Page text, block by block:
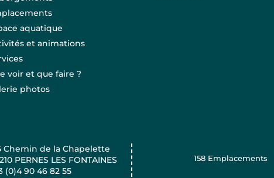
aquatique
et animations
voir et que faire ?
photos
Chemin de la Chapelette
PERNES LES FONTAINES
(0)4 90 46 82 55
158 Emplacements